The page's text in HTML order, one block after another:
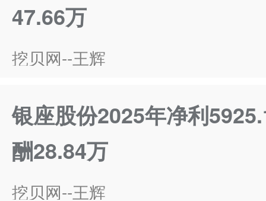
47.66万
挖贝网--王辉
银座股份2025年净利
酬28.84万
挖贝网--王辉